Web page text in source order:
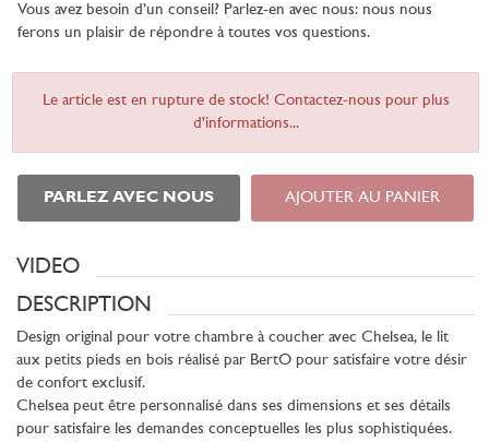
Vous avez besoin d’un conseil? Parlez-en avec nous: nous nous
ferons un plaisir de répondre à toutes vos questions.
Le article est en rupture de stock! Contactez-nous pour plus
d'informations...
PARLEZ AVEC NOUS AJOUTER AU PANIER
VIDEO
DESCRIPTION
Design original pour votre chambre à coucher avec Chelsea, le lit
aux petits pieds en bois réalisé par BertO pour satisfaire votre désir
de confort exclusif.
Chelsea peut être personnalisé dans ses dimensions et ses détails
pour satisfaire les demandes conceptuelles les plus sophistiquées.